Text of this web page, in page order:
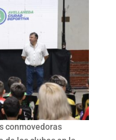
conmovedoras